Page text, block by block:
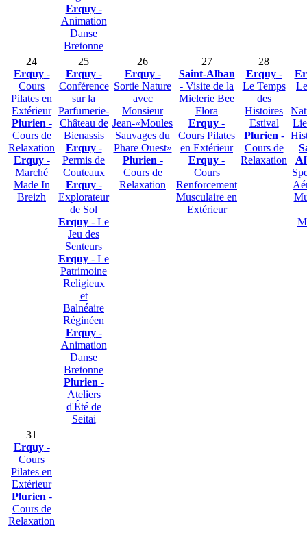
Erquy-
Animation
Danse
Bretonne
24
Erquy-
Cours
Pilates en
Extérieur
Plurien -
Cours de
Relaxation
Erquy-
Marché
Made In
Breizh
25
Erquy-
Conférence
sur la
Parfumerie-
Château de
Bienassis
Erquy-
Permis de
Couteaux
Erquy-
Explorateur
de Sol
Erquy - Le
Jeu des
Senteurs
Erquy - Le
Patrimoine
Religieux
et
Balnéaire
Réginéen
Erquy-
Animation
Danse
Bretonne
Plurien -
Ateliers
d'Été de
Seitai
26
Erquy-
Sortie Nature
avec
Monsieur
Jean-«Moules
Sauvages du
Phare Ouest»
Plurien -
Cours de
Relaxation
27
Saint-Alban
- Visite de la
Mielerie Bee
Flora
Erquy -
Cours Pilates
en Extérieur
Erquy -
Cours
Renforcement
Musculaire en
Extérieur
28
Erquy-
Le Temps
des
Histoires
Estival
Plurien -
Cours de
Relaxation
31
Erquy-
Cours
Pilates en
Extérieur
Plurien -
Cours de
Relaxation